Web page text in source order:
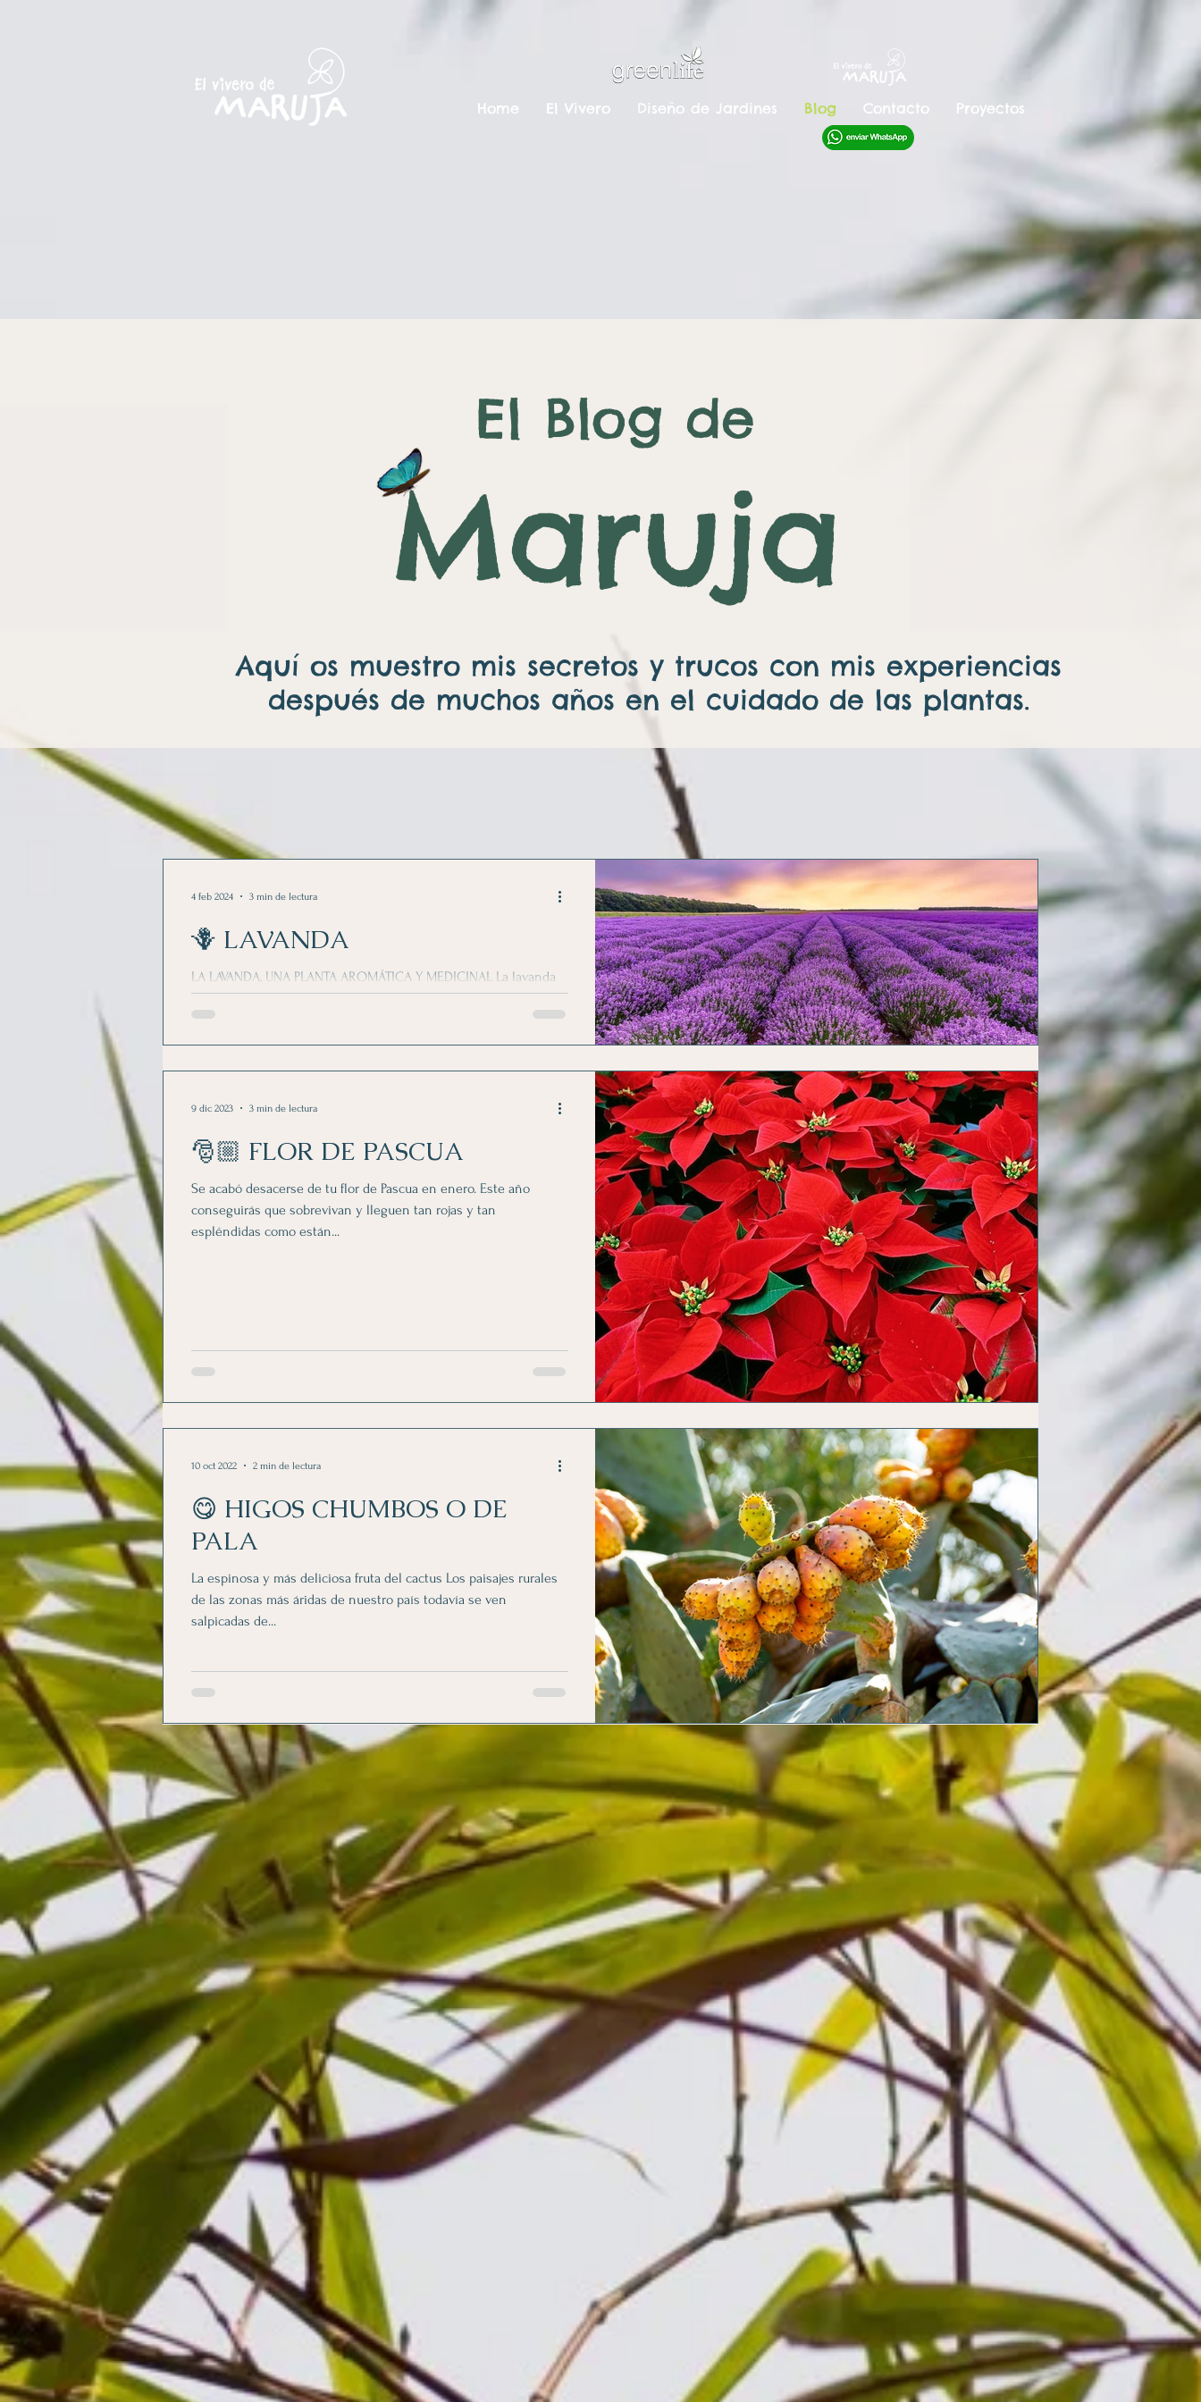
Home El Vivero Diseño de Jardines Blog Contacto Proyectos
El Blog de
Maruja
Aquí os muestro mis secretos y trucos con mis experiencias
después de muchos años en el cuidado de las plantas.
🪻 LAVANDA
LA LAVANDA, UNA PLANTA AROMÁTICA Y MEDICINAL La lavanda
es una planta aromática endémica de la costa Mediterránea . ⛑️
SUS PROPIEDADES....
4 feb 2024 3 min de lectura
🎅🏼 FLOR DE PASCUA
Se acabó desacerse de tu flor de Pascua en enero. Este año
conseguirás que sobrevivan y lleguen tan rojas y tan
espléndidas como están...
9 dic 2023 3 min de lectura
😋 HIGOS CHUMBOS O DE
PALA
La espinosa y más deliciosa fruta del cactus Los paisajes rurales
de las zonas más áridas de nuestro país todavía se ven
salpicadas de...
10 oct 2022 2 min de lectura